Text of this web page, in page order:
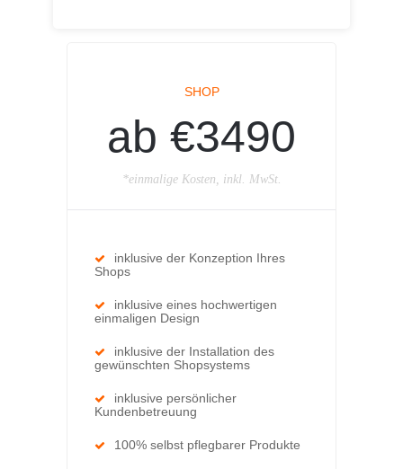
SHOP
ab €3490
*einmalige Kosten, inkl. MwSt.
inklusive der Konzeption Ihres
Shops
inklusive eines hochwertigen
einmaligen Design
inklusive der Installation des
gewünschten Shopsystems
inklusive persönlicher
Kundenbetreuung
100% selbst pflegbarer Produkte